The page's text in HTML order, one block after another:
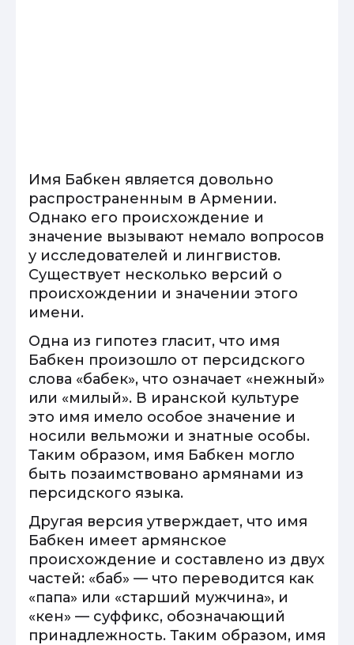
Имя Бабкен является довольно
распространенным в Армении.
Однако его происхождение и
значение вызывают немало вопросов
у исследователей и лингвистов.
Существует несколько версий о
происхождении и значении этого
имени.
Одна из гипотез гласит, что имя
Бабкен произошло от персидского
слова «бабек», что означает «нежный»
или «милый». В иранской культуре
это имя имело особое значение и
носили вельможи и знатные особы.
Таким образом, имя Бабкен могло
быть позаимствовано армянами из
персидского языка.
Другая версия утверждает, что имя
Бабкен имеет армянское
происхождение и составлено из двух
частей: «баб» — что переводится как
«папа» или «старший мужчина», и
«кен» — суффикс, обозначающий
принадлежность. Таким образом, имя